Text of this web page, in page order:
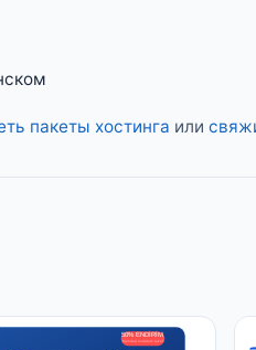
пакеты хостинга или